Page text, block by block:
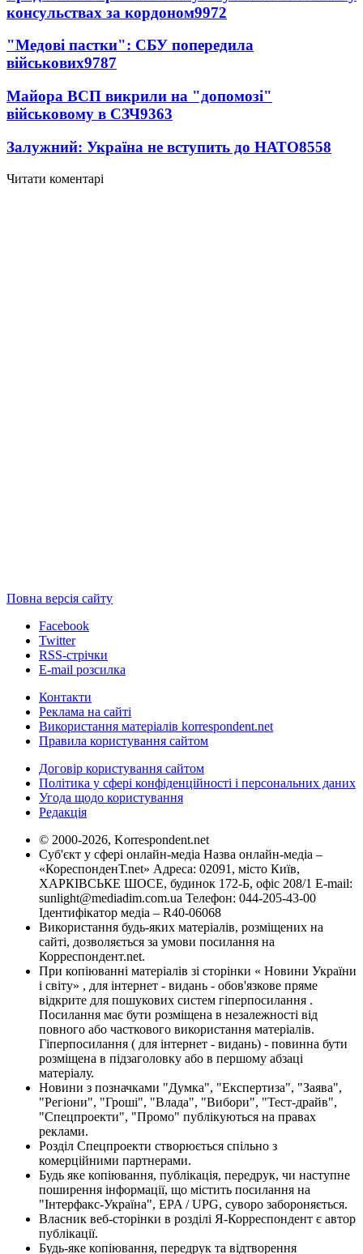
консульствах за кордоном9972
"Медові пастки": СБУ попередила
військових9787
Майора ВСП викрили на "допомозі"
військовому в СЗЧ9363
Залужний: Україна не вступить до НАТО8558
Читати коментарі
Повна версія сайту
Facebook
Twitter
RSS-стрічки
E-mail розсилка
Контакти
Реклама на сайті
Використання матеріалів korrespondent.net
Правила користування сайтом
Договір користування сайтом
Політика у сфері конфіденційності і персональних даних
Угода щодо користування
Редакція
© 2000-2026, Korrespondent.net
Суб'єкт у сфері онлайн-медіа Назва онлайн-медіа –
«КореспонденТ.net» Адреса: 02091, місто Київ,
ХАРКІВСЬКЕ ШОСЕ, будинок 172-Б, офіс 208/1 E-mail:
sunlight@mediadim.com.ua Телефон: 044-205-43-00
Ідентифікатор медіа – R40-06068
Використання будь-яких матеріалів, розміщених на
сайті, дозволяється за умови посилання на
Корреспондент.net.
При копіюванні матеріалів зі сторінки « Новини України
і світу» , для інтернет - видань - обов'язкове пряме
відкрите для пошукових систем гіперпосилання .
Посилання має бути розміщена в незалежності від
повного або часткового використання матеріалів.
Гіперпосилання ( для інтернет - видань) - повинна бути
розміщена в підзаголовку або в першому абзаці
матеріалу.
Новини з позначками "Думка", "Експертиза", "Заява",
"Регіони", "Гроші", "Влада", "Вибори", "Тест-драйв",
"Спецпроекти", "Промо" публікуються на правах
реклами.
Розділ Спецпроекти створюється спільно з
комерційними партнерами.
Будь яке копіювання, публікація, передрук, чи наступне
поширення інформації, що містить посилання на
"Інтерфакс-Україна", EPA / UPG, суворо забороняється.
Власник веб-сторінки в розділі Я-Корреспондент є автор
публікації.
Будь-яке копіювання, передрук та відтворення